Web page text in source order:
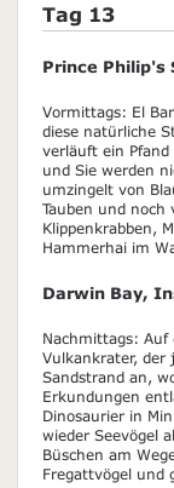
Tag 13
Prince Philip's
Vormittags: El
diese natürliche
verläuft ein
und Sie werden
umzingelt von
Tauben und noch
Klippenkrabben,
Hammerhai im
Darwin Bay,
Nachmittags: Auf
Vulkankrater, der
Sandstrand an,
Erkundungen
Dinosaurier in
wieder Seevögel
Büschen am
Fregattvögel und